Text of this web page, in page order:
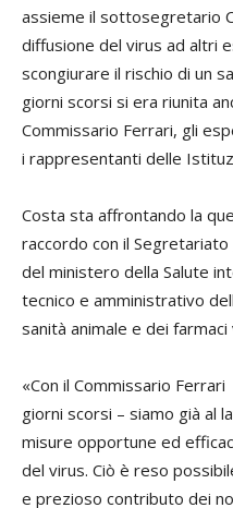
assieme il sottosegretario
diffusione del virus ad altri
scongiurare il rischio di un
giorni scorsi si era riunita
Commissario Ferrari, gli
i rappresentanti delle
Costa sta affrontando la
raccordo con il
del ministero della Salute
tecnico e amministrativo
sanità animale e dei
«Con il Commissario
giorni scorsi – siamo già al
misure opportune ed
del virus. Ciò è reso
e prezioso contributo dei